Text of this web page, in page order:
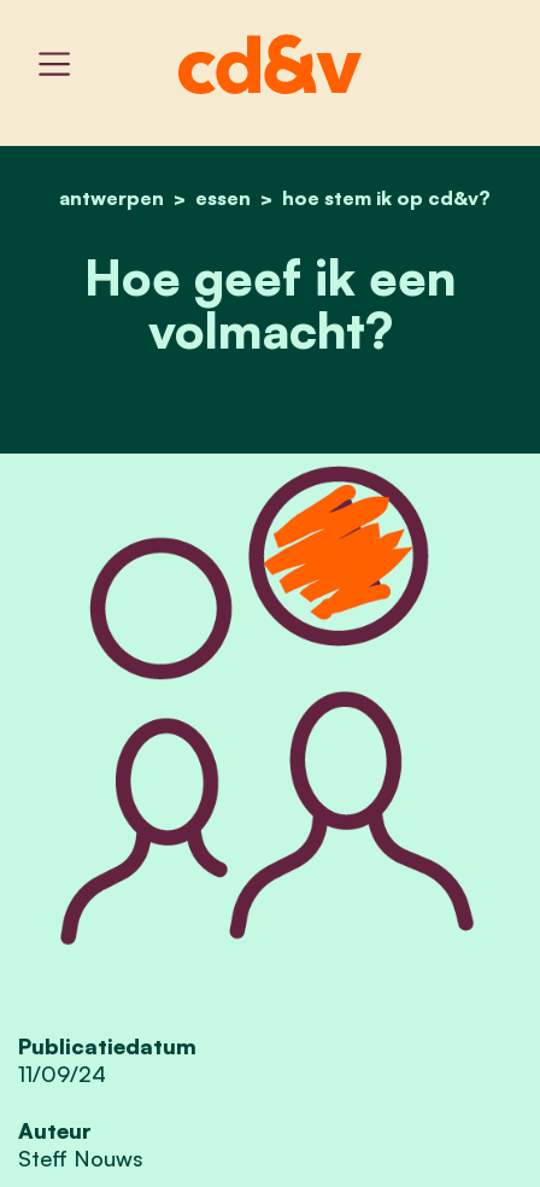
home
antwerpen essen hoe stem ik op cd&v?
hoe geef ik een volmacht
Hoe geef ik een
volmacht?
Publicatiedatum
11/09/24
Auteur
Steff Nouws